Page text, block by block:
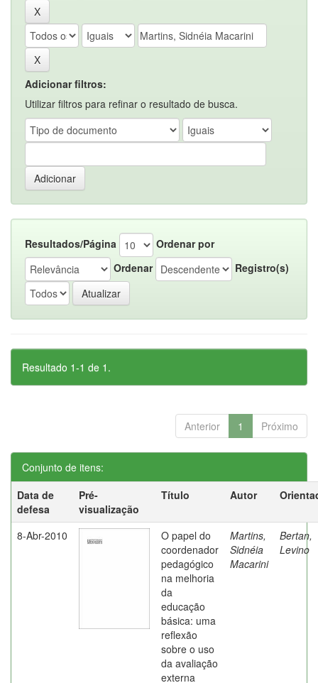
Adicionar filtros:
Utilizar filtros para refinar o resultado de busca.
Resultados/Página
Ordenar por
Ordenar
Registro(s)
Resultado 1-1 de 1.
Anterior 1 Próximo
Conjunto de itens:
Data de
defesa
Pré-
visualização
Título Autor
8-Abr-2010
O papel do
coordenador
pedagógico
na melhoria
da
educação
básica: uma
reflexão
sobre o uso
da avaliação
externa
Martins,
Sidnéia
Macarini
Bertan,
Levino